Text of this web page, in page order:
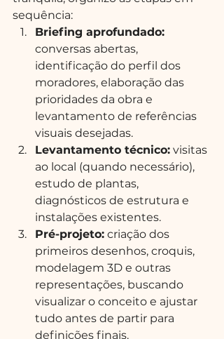
sequência:
Briefing aprofundado:
conversas abertas,
identificação do perfil dos
moradores, elaboração das
prioridades da obra e
levantamento de referências
visuais desejadas.
Levantamento técnico: visitas
ao local (quando necessário),
estudo de plantas,
diagnósticos de estrutura e
instalações existentes.
Pré-projeto: criação dos
primeiros desenhos, croquis,
modelagem 3D e outras
representações, buscando
visualizar o conceito e ajustar
tudo antes de partir para
definições finais.